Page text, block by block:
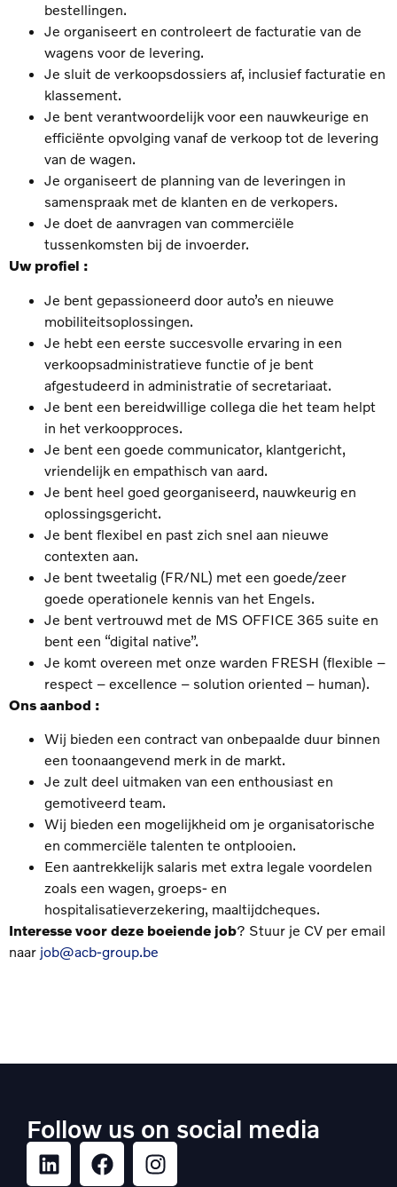
bestellingen.
Je organiseert en controleert de facturatie van de
wagens voor de levering.
Je sluit de verkoopsdossiers af, inclusief facturatie en
klassement.
Je bent verantwoordelijk voor een nauwkeurige en
efficiënte opvolging vanaf de verkoop tot de levering
van de wagen.
Je organiseert de planning van de leveringen in
samenspraak met de klanten en de verkopers.
Je doet de aanvragen van commerciële
tussenkomsten bij de invoerder.
Uw profiel :
Je bent gepassioneerd door auto’s en nieuwe
mobiliteitsoplossingen.
Je hebt een eerste succesvolle ervaring in een
verkoopsadministratieve functie of je bent
afgestudeerd in administratie of secretariaat.
Je bent een bereidwillige collega die het team helpt
in het verkoopproces.
Je bent een goede communicator, klantgericht,
vriendelijk en empathisch van aard.
Je bent heel goed georganiseerd, nauwkeurig en
oplossingsgericht.
Je bent flexibel en past zich snel aan nieuwe
contexten aan.
Je bent tweetalig (FR/NL) met een goede/zeer
goede operationele kennis van het Engels.
Je bent vertrouwd met de MS OFFICE 365 suite en
bent een “digital native”.
Je komt overeen met onze warden FRESH (flexible –
respect – excellence – solution oriented – human).
Ons aanbod :
Wij bieden een contract van onbepaalde duur binnen
een toonaangevend merk in de markt.
Je zult deel uitmaken van een enthousiast en
gemotiveerd team.
Wij bieden een mogelijkheid om je organisatorische
en commerciële talenten te ontplooien.
Een aantrekkelijk salaris met extra legale voordelen
zoals een wagen, groeps- en
hospitalisatieverzekering, maaltijdcheques.
Interesse voor deze boeiende job? Stuur je CV per email
naar job@acb-group.be
Follow us on social media